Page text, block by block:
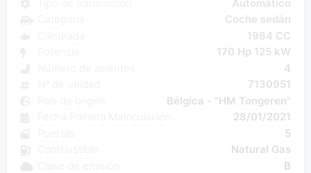
Automático
Coche sedán
1984 CC
170 Hp 125 kW
4
7130951
Bélgica - "HM Tongeren"
28/01/2021
5
Natural Gas
B